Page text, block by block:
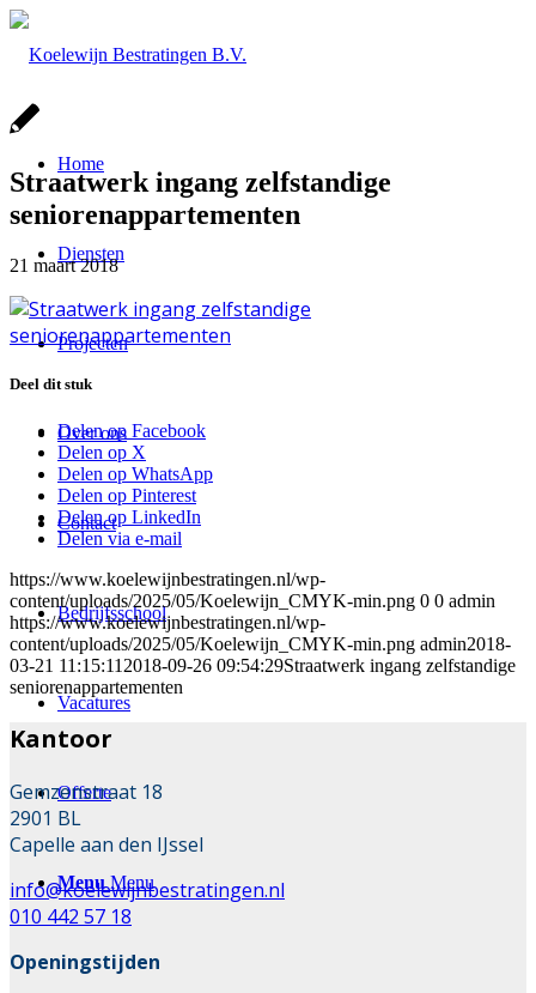
Home
Diensten
Projecten
Over ons
Contact
Bedrijfsschool
Vacatures
Offerte
Menu Menu
Straatwerk ingang zelfstandige
seniorenappartementen
21 maart 2018
Deel dit stuk
Delen op Facebook
Delen op X
Delen op WhatsApp
Delen op Pinterest
Delen op LinkedIn
Delen via e-mail
https://www.koelewijnbestratingen.nl/wp-
content/uploads/2025/05/Koelewijn_CMYK-min.png 0 0 admin
https://www.koelewijnbestratingen.nl/wp-
content/uploads/2025/05/Koelewijn_CMYK-min.png admin2018-
03-21 11:15:11 2018-09-26 09:54:29Straatwerk ingang zelfstandige
seniorenappartementen
Kantoor
Gemzenstraat 18
2901 BL
Capelle aan den IJssel
info@koelewijnbestratingen.nl
010 442 57 18
Openingstijden